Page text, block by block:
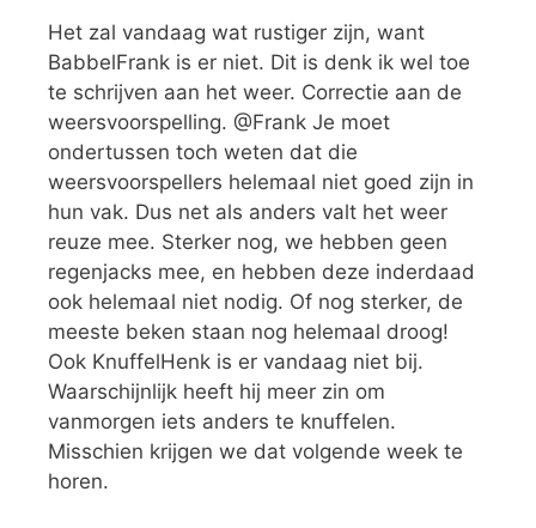
Het zal vandaag wat rustiger zijn, want
BabbelFrank is er niet. Dit is denk ik wel toe
te schrijven aan het weer. Correctie aan de
weersvoorspelling. @Frank Je moet
ondertussen toch weten dat die
weersvoorspellers helemaal niet goed zijn in
hun vak. Dus net als anders valt het weer
reuze mee. Sterker nog, we hebben geen
regenjacks mee, en hebben deze inderdaad
ook helemaal niet nodig. Of nog sterker, de
meeste beken staan nog helemaal droog!
Ook KnuffelHenk is er vandaag niet bij.
Waarschijnlijk heeft hij meer zin om
vanmorgen iets anders te knuffelen.
Misschien krijgen we dat volgende week te
horen.